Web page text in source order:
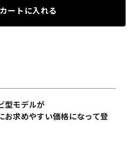
カートに入れる
型モデルが
お求めやすい価格になって登